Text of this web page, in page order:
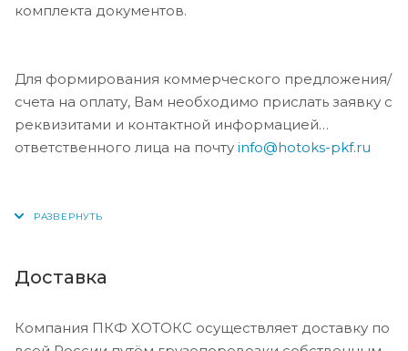
комплекта документов.
Для формирования коммерческого предложения/
счета на оплату, Вам необходимо прислать заявку с
реквизитами и контактной информацией
ответственного лица на почту info@hotoks-pkf.ru
Доставка
Компания ПКФ ХОТОКС осуществляет доставку по